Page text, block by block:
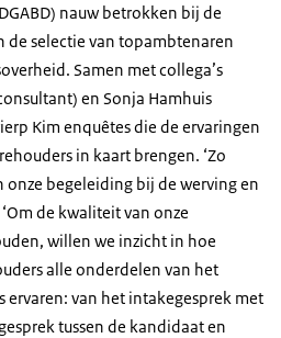
nauw betrokken bij de
de selectie van topambtenaren
Samen met collega’s
en Sonja Hamhuis
Kim enquêtes die de ervaringen
in kaart brengen. ‘Zo
onze begeleiding bij de werving en
de kwaliteit van onze
willen we inzicht in hoe
alle onderdelen van het
ervaren: van het intakegesprek met
tussen de kandidaat en